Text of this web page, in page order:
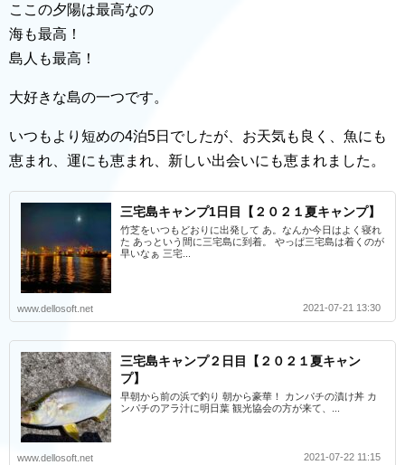
ここの夕陽は最高なの
海も最高！
島人も最高！
大好きな島の一つです。
いつもより短めの4泊5日でしたが、お天気も良く、魚にも
恵まれ、運にも恵まれ、新しい出会いにも恵まれました。
三宅島キャンプ1日目【２０２１夏キャンプ】
竹芝をいつもどおりに出発して あ。なんか今日はよく寝れ
た あっという間に三宅島に到着。 やっぱ三宅島は着くのが
早いなぁ 三宅...
www.dellosoft.net 2021-07-21 13:30
三宅島キャンプ２日目【２０２１夏キャン
プ】
早朝から前の浜で釣り 朝から豪華！ カンパチの漬け丼 カ
ンパチのアラ汁に明日葉 観光協会の方が来て、...
www.dellosoft.net 2021-07-22 11:15